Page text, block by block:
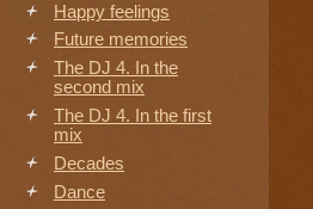
Happy feelings
Future memories
The DJ 4. In the
second mix
The DJ 4. In the first
mix
Decades
Dance